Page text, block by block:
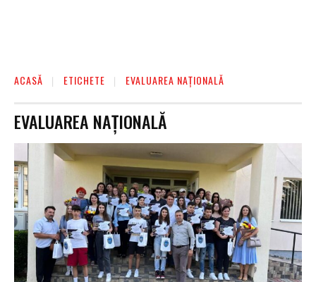
ACASĂ ETICHETE EVALUAREA NAŢIONALĂ
EVALUAREA NAŢIONALĂ